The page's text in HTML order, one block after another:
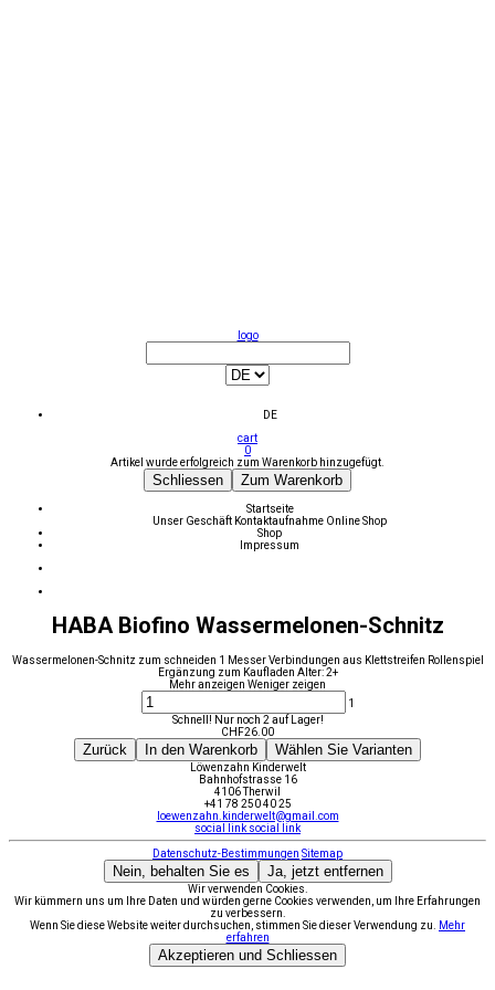
logo
DE
cart
0
Artikel wurde erfolgreich zum Warenkorb hinzugefügt.
Schliessen Zum Warenkorb
Startseite
Unser Geschäft Kontaktaufnahme Online Shop
Shop
Impressum
HABA Biofino Wassermelonen-Schnitz
Wassermelonen-Schnitz zum schneiden 1 Messer Verbindungen aus Klettstreifen Rollenspiel
Ergänzung zum Kaufladen Alter: 2+
Mehr anzeigen Weniger zeigen
1
Schnell! Nur noch 2 auf Lager!
CHF26.00
Zurück In den Warenkorb Wählen Sie Varianten
Löwenzahn Kinderwelt
Bahnhofstrasse 16
4106 Therwil
+41 78 250 40 25
loewenzahn.kinderwelt@gmail.com
social link social link
Datenschutz-Bestimmungen Sitemap
Nein, behalten Sie es Ja, jetzt entfernen
Wir verwenden Cookies.
Wir kümmern uns um Ihre Daten und würden gerne Cookies verwenden, um Ihre Erfahrungen
zu verbessern.
Wenn Sie diese Website weiter durchsuchen, stimmen Sie dieser Verwendung zu.
Mehr
erfahren
Akzeptieren und Schliessen